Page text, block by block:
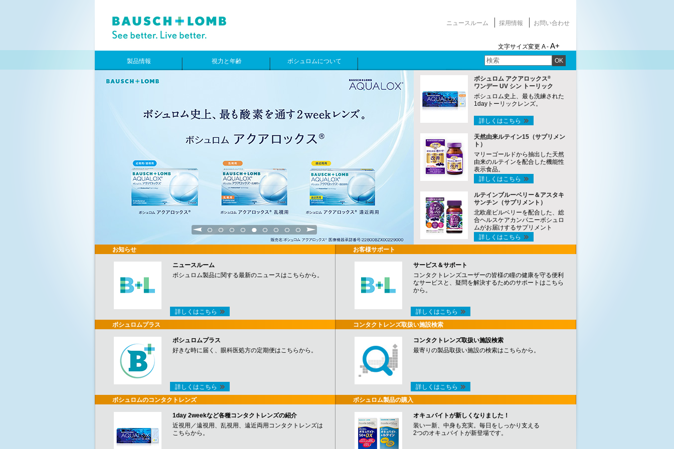
ニュースルーム 採用情報 お問い合わせ
文字サイズ変更 A - A+
OK
製品情報 視力と年齢 ボシュロムについて
1 2 3 4 5 6 7 8 9
ボシュロム アクアロックス®
ワンデー UV シン トーリック
ボシュロム史上、最も洗練された
1dayトーリックレンズ。
詳しくはこちら
天然由来ルテイン15（サプリメン
ト）
マリーゴールドから抽出した天然
由来のルテインを配合した機能性
表示食品。
詳しくはこちら
ルテインブルーベリー＆アスタキ
サンチン（サプリメント）
北欧産ビルベリーを配合した、総
合ヘルスケアカンパニーボシュロ
ムがお届けするサプリメント
詳しくはこちら
お知らせ
ニュースルーム
ボシュロム製品に関する最新のニュースはこちらから。
詳しくはこちら
ボシュロムプラス
ボシュロムプラス
好きな時に届く、眼科医処方の定期便はこちらから。
詳しくはこちら
ボシュロムのコンタクトレンズ
1day 2weekなど各種コンタクトレンズの紹介
近視用／遠視用、乱視用、遠近両用コンタクトレンズは
こちらから。
お客様サポート
サービス＆サポート
コンタクトレンズユーザーの皆様の瞳の健康を守る便利
なサービスと、疑問を解決するためのサポートはこちら
から。
詳しくはこちら
コンタクトレンズ取扱い施設検索
コンタクトレンズ取扱い施設検索
最寄りの製品取扱い施設の検索はこちらから。
詳しくはこちら
ボシュロム製品の購入
オキュバイトが新しくなりました！
装い一新、中身も充実。毎日をしっかり支える
2つのオキュバイトが新登場です。